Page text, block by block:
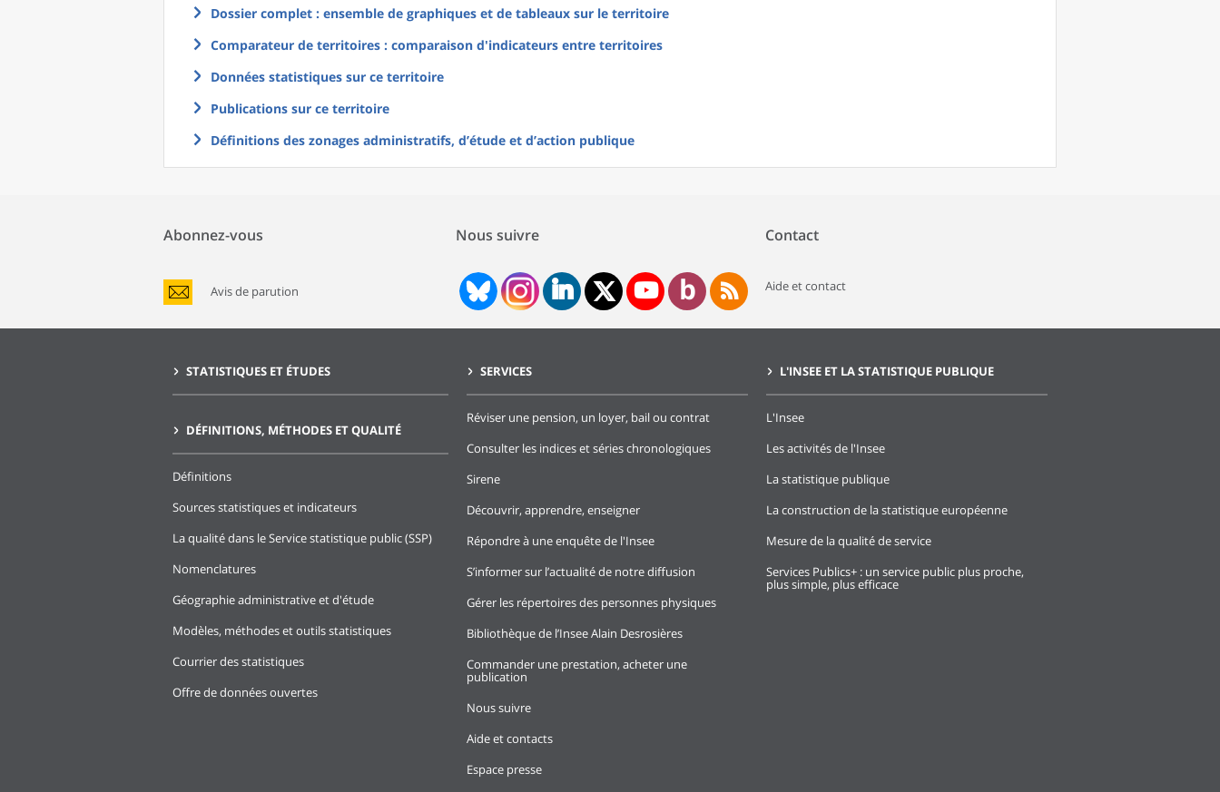
Dossier complet : ensemble de graphiques et de tableaux sur le territoire
Comparateur de territoires : comparaison d'indicateurs entre territoires
Données statistiques sur ce territoire
Publications sur ce territoire
Définitions des zonages administratifs, d’étude et d’action publique
Abonnez-vous
Avis de parution
Nous suivre Contact
Aide et contact
STATISTIQUES ET ÉTUDES
DÉFINITIONS, MÉTHODES ET QUALITÉ
Définitions
Sources statistiques et indicateurs
La qualité dans le Service statistique public (SSP)
Nomenclatures
Géographie administrative et d'étude
Modèles, méthodes et outils statistiques
Courrier des statistiques
Offre de données ouvertes
SERVICES
Réviser une pension, un loyer, bail ou contrat
Consulter les indices et séries chronologiques
Sirene
Découvrir, apprendre, enseigner
Répondre à une enquête de l'Insee
S’informer sur l’actualité de notre diffusion
Gérer les répertoires des personnes physiques
Bibliothèque de l’Insee Alain Desrosières
Commander une prestation, acheter une
publication
Nous suivre
Aide et contacts
Espace presse
L'INSEE ET LA STATISTIQUE PUBLIQUE
L'Insee
Les activités de l'Insee
La statistique publique
La construction de la statistique européenne
Mesure de la qualité de service
Services Publics+ : un service public plus proche,
plus simple, plus efficace